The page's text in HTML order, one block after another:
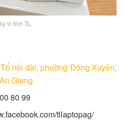
vi tính TL
nối dài, phường Đông Xuyên,
Giang
80 99
tllaptopag/